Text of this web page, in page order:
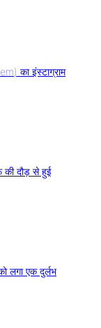
का इंस्टाग्राम
की दौड़ से हुई
लगा एक दुर्लभ